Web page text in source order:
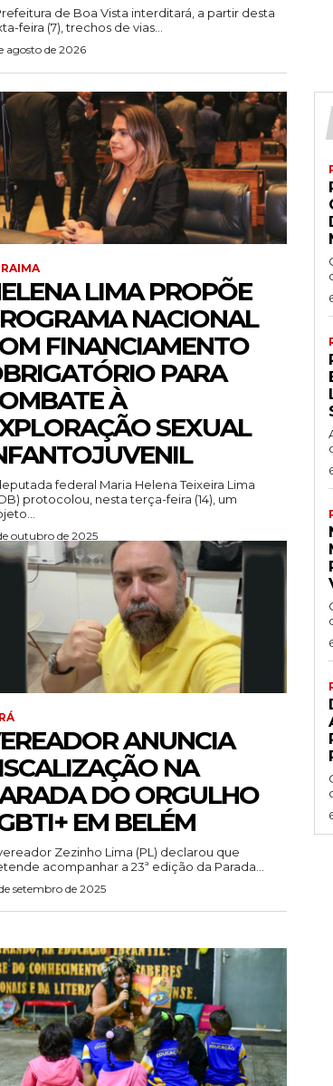
de Boa Vista interditará, a partir desta
feira (7), trechos de vias...
agosto de 2026
LIMA PROPÕE
NACIONAL
FINANCIAMENTO
PARA
À
SEXUAL
federal Maria Helena Teixeira Lima
protocolou, nesta terça-feira (14), um
outubro de 2025
ANUNCIA
NA
DO ORGULHO
EM BELÉM
Zezinho Lima (PL) declarou que
acompanhar a 23ª edição da Parada...
setembro de 2025